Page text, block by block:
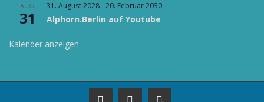
AUG.
31
31. August 2028-20. Februar 2030
Alphorn.Berlin auf Youtube
Kalender anzeigen